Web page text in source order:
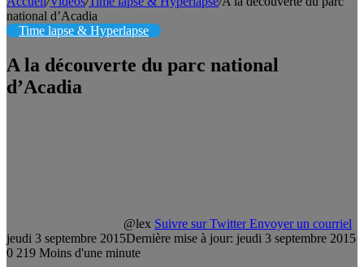
national d’Acadia
Time lapse & Hyperlapse
A la découverte du parc national
d’Acadia
@lex Suivre sur Twitter Envoyer un courriel
jeudi 3 septembre 2015Dernière mise à jour: jeudi 3 septembre 2015
0 219 Moins d'une minute